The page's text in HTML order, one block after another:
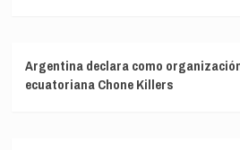
Argentina declara como
ecuatoriana Chone Killers